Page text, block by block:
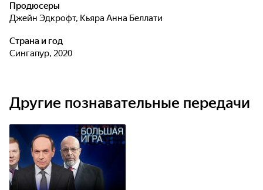
Продюсеры
Джейн Эдкрофт, Кьяра Анна Беллати
Страна и год
Сингапур, 2020
Другие познавательные передачи